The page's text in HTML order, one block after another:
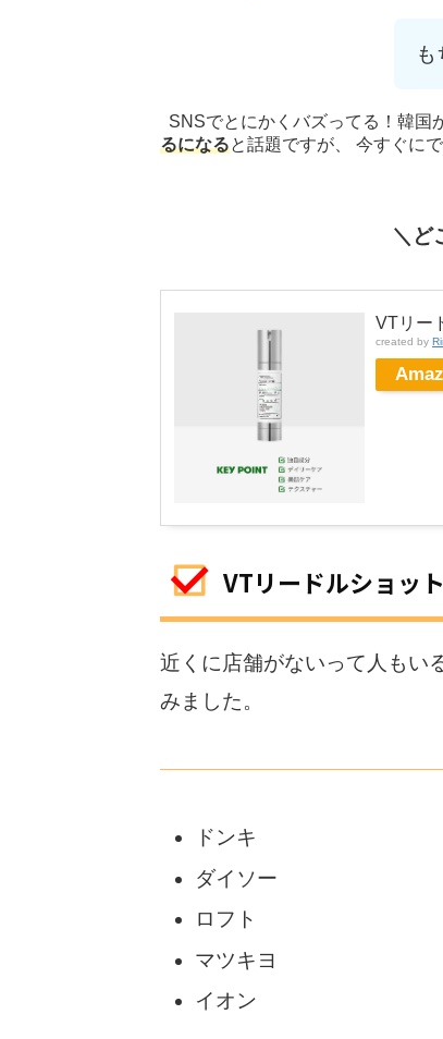
SNSでとにかくバズってる！韓国
るになると話題ですが、 今すぐに
＼ど
VTリー
created by
VTリードルショッ
近くに店舗がないって人もい
みました。
ドンキ
ダイソー
ロフト
マツキヨ
イオン